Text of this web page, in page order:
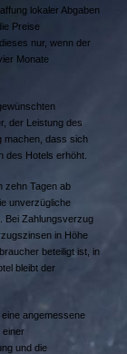
lokaler Abgaben
Preise
nur, wenn der
Monate
der Leistung des
machen, dass sich
des Hotels erhöht.
zehn Tagen ab
unverzügliche
Bei Zahlungsverzug
in Höhe
beteiligt ist, in
bleibt der
angemessene
einer
und die